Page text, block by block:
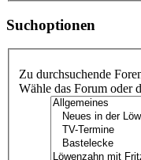
Suchoptionen
Zu durchsuchende
Wähle das Forum oder